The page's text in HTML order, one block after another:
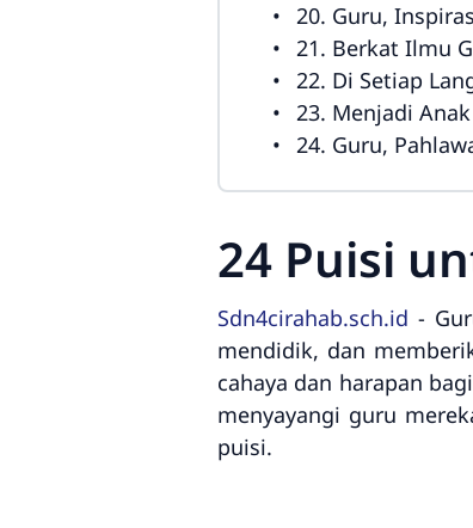
20. Guru,
21. Berkat Ilmu
22. Di Setiap
23. Menjadi
24. Guru,
24 Puisi
Sdn4cirahab.sch.id -
mendidik, dan
cahaya dan harapan
menyayangi guru
puisi.